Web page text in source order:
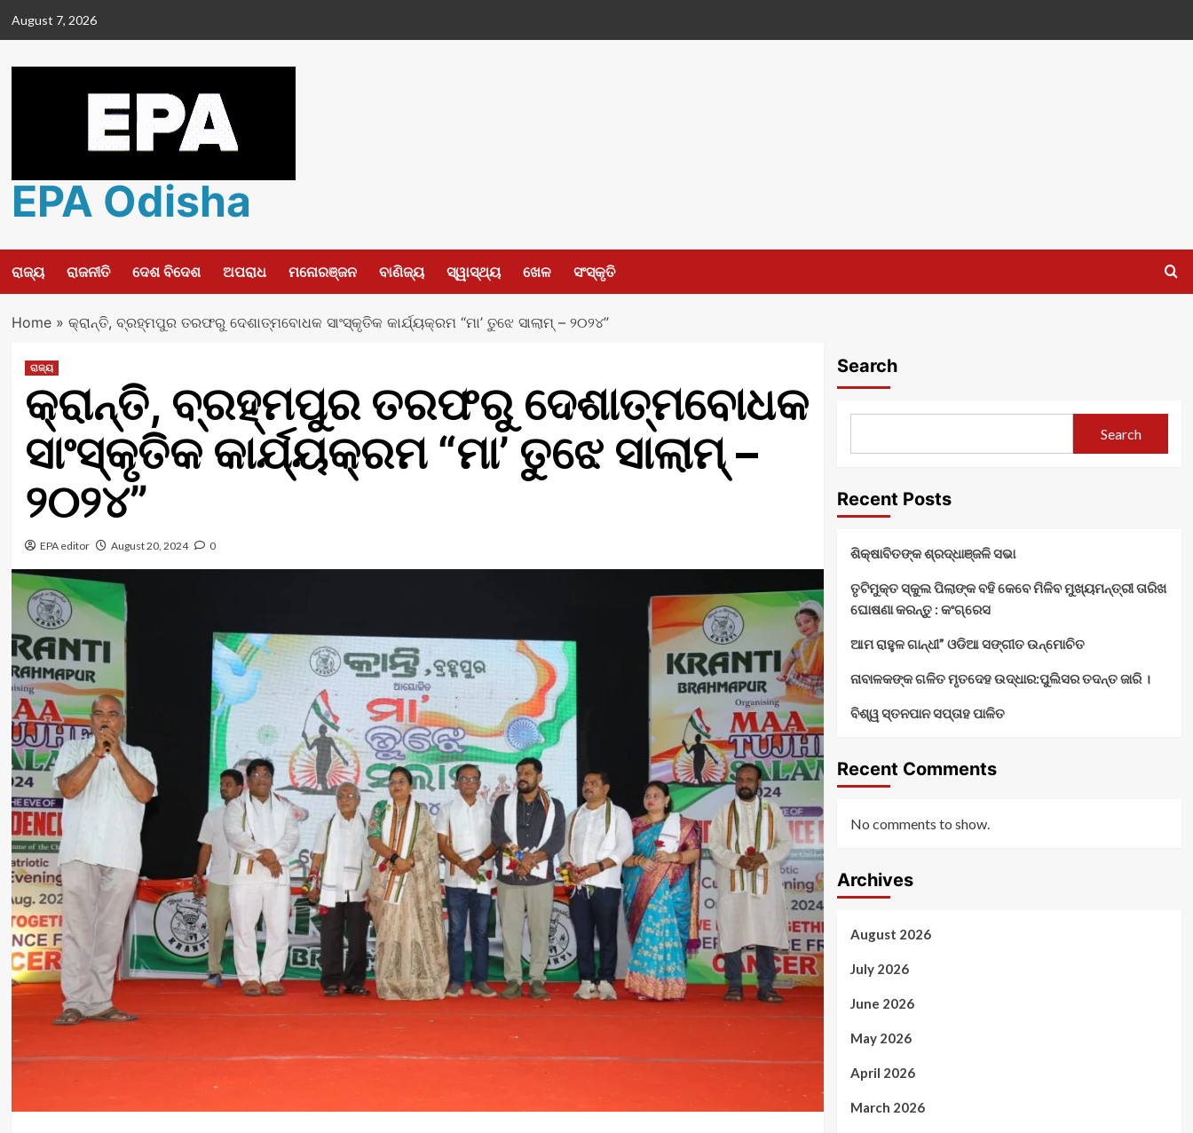
August 7, 2026
EPA Odisha
ରାଜ୍ୟ ରାଜନୀତି ଦେଶ ବିଦେଶ ଅପରାଧ ମନୋରଞ୍ଜନ ବାଣିଜ୍ୟ ସ୍ୱାସ୍ଥ୍ୟ ଖେଳ ସଂସ୍କୃତି
Home» କ୍ରାନ୍ତି, ବ୍ରହ୍ମପୁର ତରଫରୁ ଦେଶାତ୍ମବୋଧକ ସାଂସ୍କୃତିକ କାର୍ଯ୍ୟକ୍ରମ “ମା’ ତୁଝେ ସାଲାମ୍‌ – ୨୦୨୪”
ରାଜ୍ୟ
କ୍ରାନ୍ତି, ବ୍ରହ୍ମପୁର ତରଫରୁ ଦେଶାତ୍ମବୋଧକ
ସାଂସ୍କୃତିକ କାର୍ଯ୍ୟକ୍ରମ “ମା’ ତୁଝେ ସାଲାମ୍‌ –
୨୦୨୪”
EPA editor August 20, 2024 0
Search
Search
Recent Posts
ଶିକ୍ଷାବିତଙ୍କ ଶ୍ରଦ୍ଧାଞ୍ଜଳି ସଭା
ତୃଟିମୁକ୍ତ ସ୍କୁଲ ପିଲାଙ୍କ ବହି କେବେ ମିଳିବ ମୁଖ୍ୟମନ୍ତ୍ରୀ ତାରିଖ
ଘୋଷଣା କରନ୍ତୁ : କଂଗ୍ରେସ
ଆମ ରାହୁଳ ଗାନ୍ଧୀ” ଓଡିଆ ସଙ୍ଗୀତ ଉନ୍ମୋଚିତ
ନାବାଳକଙ୍କ ଗଳିତ ମୃତଦେହ ଉଦ୍ଧାର:ପୁଲିସର ତଦନ୍ତ ଜାରି ।
ବିଶ୍ୱ ସ୍ତନପାନ ସପ୍ତାହ ପାଳିତ
Recent Comments
No comments to show.
Archives
August 2026
July 2026
June 2026
May 2026
April 2026
March 2026